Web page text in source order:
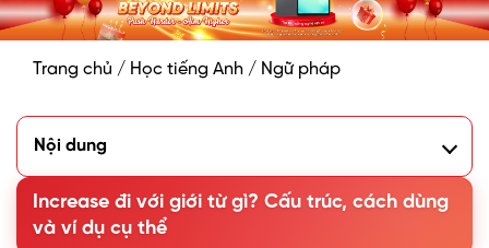
Trang chủ / Học tiếng Anh / Ngữ pháp
Nội dung
2. Increase đi với giới từ gì?
3. Các collocation thường thấy với increase
4. Từ đồng nghĩa - trái nghĩa của increase
Increase đi với giới từ gì? Cấu trúc, cách dùng
và ví dụ cụ thể